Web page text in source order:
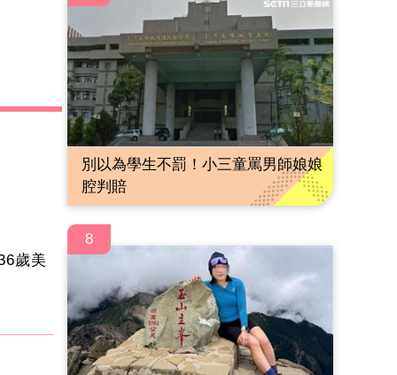
歲美
別以為學生不罰！小三童罵男師娘娘
腔判賠
8